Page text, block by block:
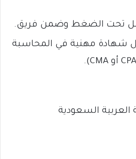
تحت الضغط وضمن فريق.
مهنية في المحاسبة
العربية السعودية